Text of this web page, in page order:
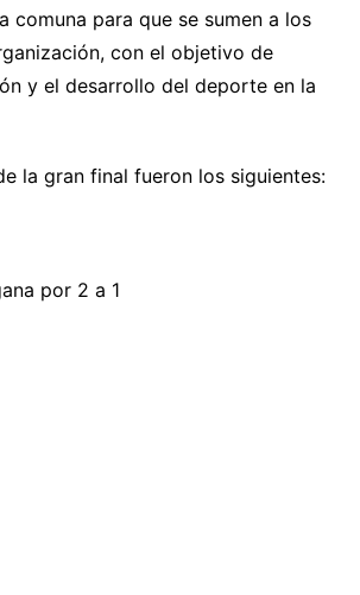
comuna para que se sumen a los
con el objetivo de
y el desarrollo del deporte en la
la gran final fueron los siguientes:
por 2 a 1